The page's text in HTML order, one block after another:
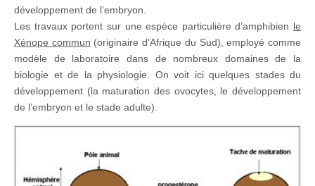
développement de l’embryon.
Les travaux portent sur une espèce particulière d’amphibien le
Xénope commun (originaire d’Afrique du Sud), employé comme
modèle de laboratoire dans de nombreux domaines de la
biologie et de la physiologie. On voit ici quelques stades du
développement (la maturation des ovocytes, le développement
de l’embryon et le stade adulte).